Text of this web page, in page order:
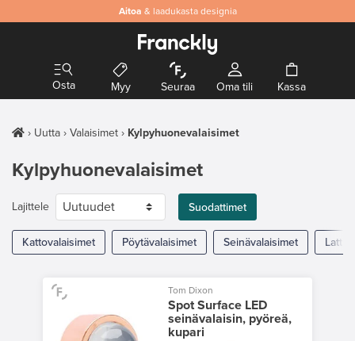
Aitoa & laadukasta designia
Osta Myy Seuraa Oma tili Kassa
Uutta Valaisimet Kylpyhuonevalaisimet
Kylpyhuonevalaisimet
Lajittele Suodattimet
Kattovalaisimet Pöytävalaisimet Seinävalaisimet
Tom Dixon
Spot Surface LED
seinävalaisin, pyöreä,
kupari